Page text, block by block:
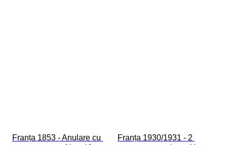
Franța 1853 - Anulare cu
Franța 1930/1931 - 2